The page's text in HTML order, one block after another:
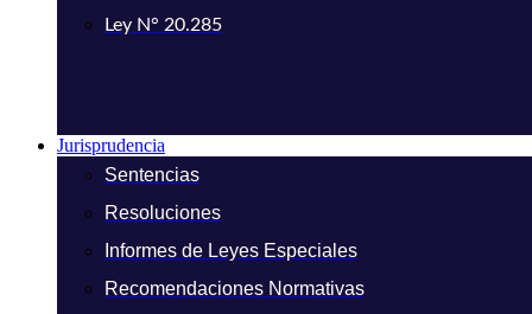
Ley N° 20.285
Jurisprudencia
Sentencias
Resoluciones
Informes de Leyes Especiales
Recomendaciones Normativas